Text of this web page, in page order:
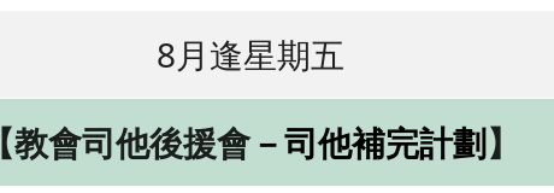
8月逢星期五
【教會司他後援會－司他補完計劃】